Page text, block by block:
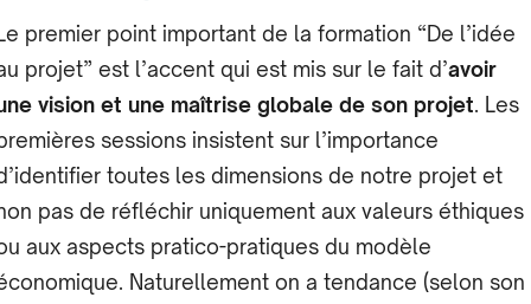
premier point important de la formation “De l’idée
projet” est l’accent qui est mis sur le fait d’avoir
vision et une maîtrise globale de son projet. Les
sessions insistent sur l’importance
toutes les dimensions de notre projet et
pas de réfléchir uniquement aux valeurs éthiques
aux aspects pratico-pratiques du modèle
Naturellement on a tendance (selon son